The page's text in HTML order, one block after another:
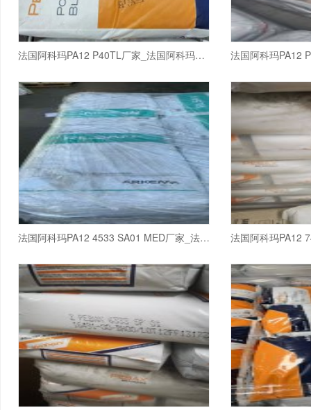
法国阿科玛PA12 P40TL厂家_法国阿科玛PA12
法国阿科玛PA12 4533 SA01 MED厂家_法国阿科玛